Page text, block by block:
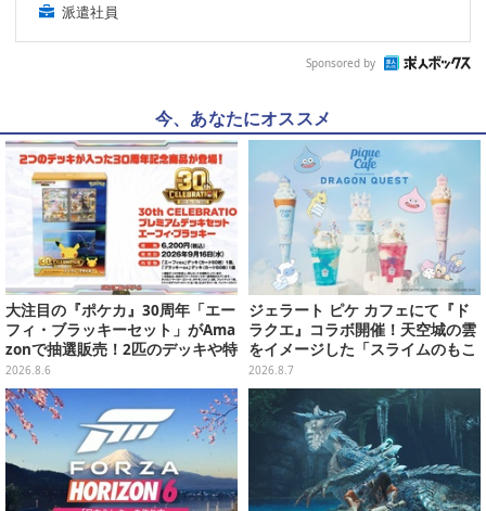
派遣社員
Sponsored by
今、あなたにオススメ
大注目の『ポケカ』30周年「エー
フィ・ブラッキーセット」がAma
zonで抽選販売！2匹のデッキや特
別カードを収録
2026.8.6
ジェラート ピケ カフェにて『ド
ラクエ』コラボ開催！天空城の雲
をイメージした「スライムのもこ
もこ天空クレープ」などを提供
2026.8.7